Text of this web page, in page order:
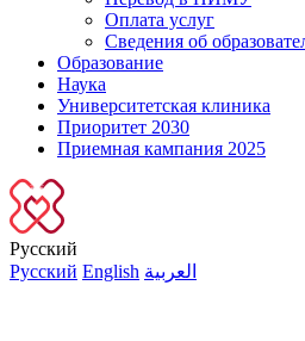
Оплата услуг
Сведения об
Образование
Наука
Университетская клиника
Приоритет 2030
Приемная кампания 2025
Русский
Русский English العربية